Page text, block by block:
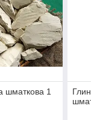
шматкова 1